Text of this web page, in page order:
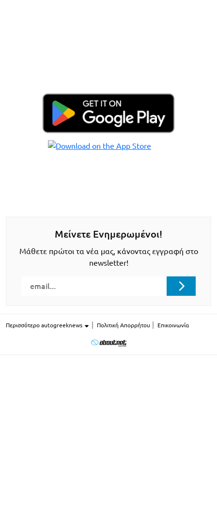
Μείνετε Ενημερωμένοι!
Μάθετε πρώτοι τα νέα μας, κάνοντας εγγραφή στο
newsletter!
Περισσότερο autogreeknews Πολιτική Απορρήτου Επικοινωνία